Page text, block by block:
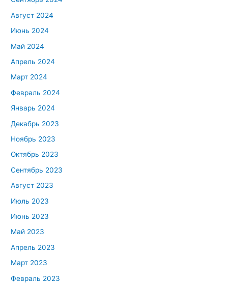
Август 2024
Июнь 2024
Май 2024
Апрель 2024
Март 2024
Февраль 2024
Январь 2024
Декабрь 2023
Ноябрь 2023
Октябрь 2023
Сентябрь 2023
Август 2023
Июль 2023
Июнь 2023
Май 2023
Апрель 2023
Март 2023
Февраль 2023